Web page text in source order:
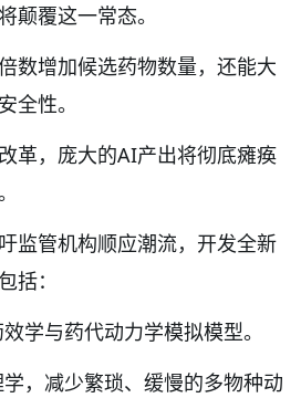
颠覆这一常态。
数增加候选药物数量，还能大
全性。
革，庞大的AI产出将彻底瘫痪
监管机构顺应潮流，开发全新
括：
学与药代动力学模拟模型。
，减少繁琐、缓慢的多物种动